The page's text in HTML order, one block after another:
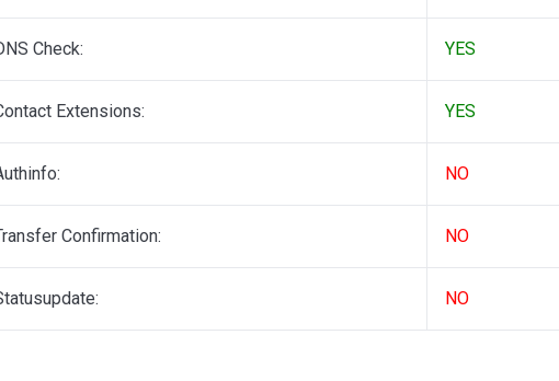
Check: YES
Extensions: YES
NO
Confirmation: NO
NO